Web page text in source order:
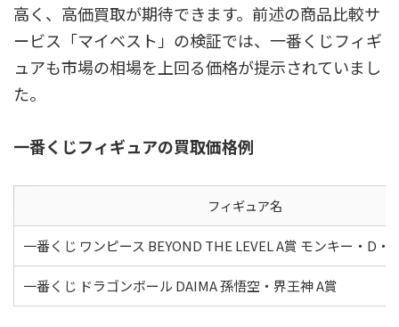
高く、高価買取が期待できます。前述の商品比較サ
ービス「マイベスト」の検証では、一番くじフィギ
ュアも市場の相場を上回る価格が提示されていまし
た。
一番くじフィギュアの買取価格例
フィギュア名
一番くじ ワンピース BEYOND THE LEVEL A賞 モンキー・D・
一番くじ ドラゴンボール DAIMA 孫悟空・界王神 A賞